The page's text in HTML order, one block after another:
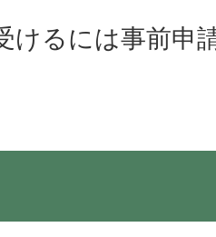
けるには事前申